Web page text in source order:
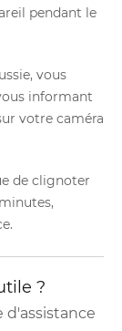
pendant le
vous
informant
votre caméra
de clignoter
?
d'assistance